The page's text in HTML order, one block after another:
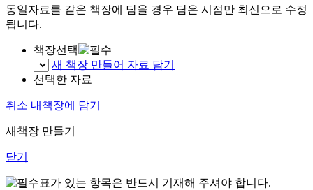
동일자료를 같은 책장에 담을 경우 담은 시점만 최신으로 수정
됩니다.
책장선택
새 책장 만들어 자료 담기
선택한 자료
취소 내책장에 담기
새책장 만들기
닫기
표가 있는 항목은 반드시 기재해 주셔야 합니다.